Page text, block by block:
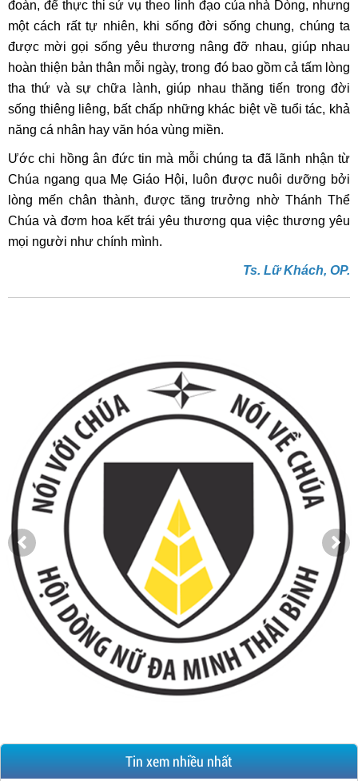
đoàn, để thực thi sứ vụ theo linh đạo của nhà Dòng, nhưng
một cách rất tự nhiên, khi sống đời sống chung, chúng ta
được mời gọi sống yêu thương nâng đỡ nhau, giúp nhau
hoàn thiện bản thân mỗi ngày, trong đó bao gồm cả tấm lòng
tha thứ và sự chữa lành, giúp nhau thăng tiến trong đời
sống thiêng liêng, bất chấp những khác biệt về tuổi tác, khả
năng cá nhân hay văn hóa vùng miền.
Ước chi hồng ân đức tin mà mỗi chúng ta đã lãnh nhận từ
Chúa ngang qua Mẹ Giáo Hội, luôn được nuôi dưỡng bởi
lòng mến chân thành, được tăng trưởng nhờ Thánh Thể
Chúa và đơm hoa kết trái yêu thương qua việc thương yêu
mọi người như chính mình.
Ts. Lữ Khách, OP.
Tin xem nhiều nhất